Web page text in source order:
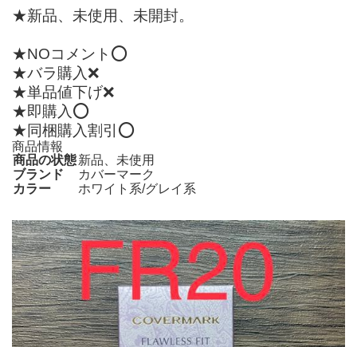
★新品、未使用、未開封。
★NOコメント⭕️
★バラ購入❌
★単品値下げ❌
★即購入⭕️
★同梱購入割引⭕️
商品情報
商品の状態新品、未使用
ブランド
カバーマーク
カラー
ホワイト系/グレイ系